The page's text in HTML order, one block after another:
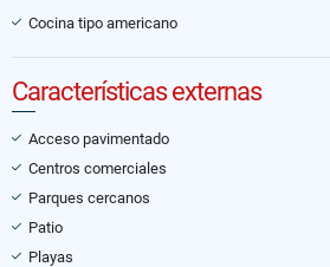
Cocina tipo americano
Características externas
Acceso pavimentado
Centros comerciales
Parques cercanos
Patio
Playas